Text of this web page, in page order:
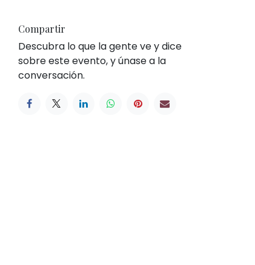
Compartir
Descubra lo que la gente ve y dice
sobre este evento, y únase a la
conversación.